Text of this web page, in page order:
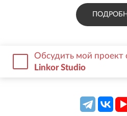
Обсудить мой проект
Linkor Studio